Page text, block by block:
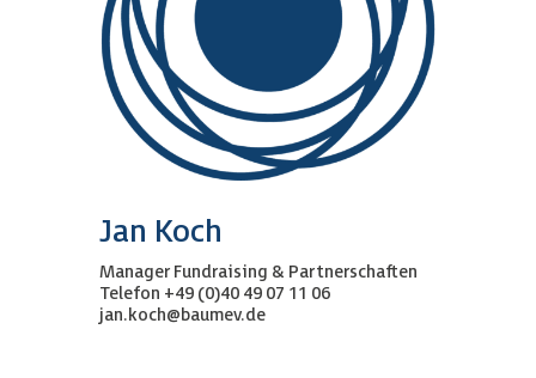
Jan Koch
Manager Fundraising & Partnerschaften
Telefon +49 (0)40 49 07 11 06
jan.koch@baumev.de